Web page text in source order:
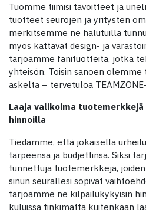
Tuomme tiimisi tavoitteet ja
tuotteet seurojen ja yritysten
merkitsemme ne halutuilla
myös kattavat design- ja
tarjoamme fanituotteita, jotka
yhteisön. Toisin sanoen olemme
askelta – tervetuloa
Laaja valikoima
hinnoilla
Tiedämme, että jokaisella
tarpeensa ja budjettinsa. Siksi
tunnettuja tuotemerkkejä,
sinun seurallesi sopivat
tarjoamme ne kilpailukykyisin
kuluissa tinkimättä kuitenkaan